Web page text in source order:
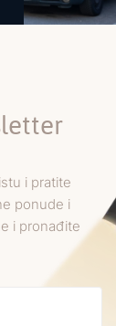
i pratite
ponude i
i pronađite